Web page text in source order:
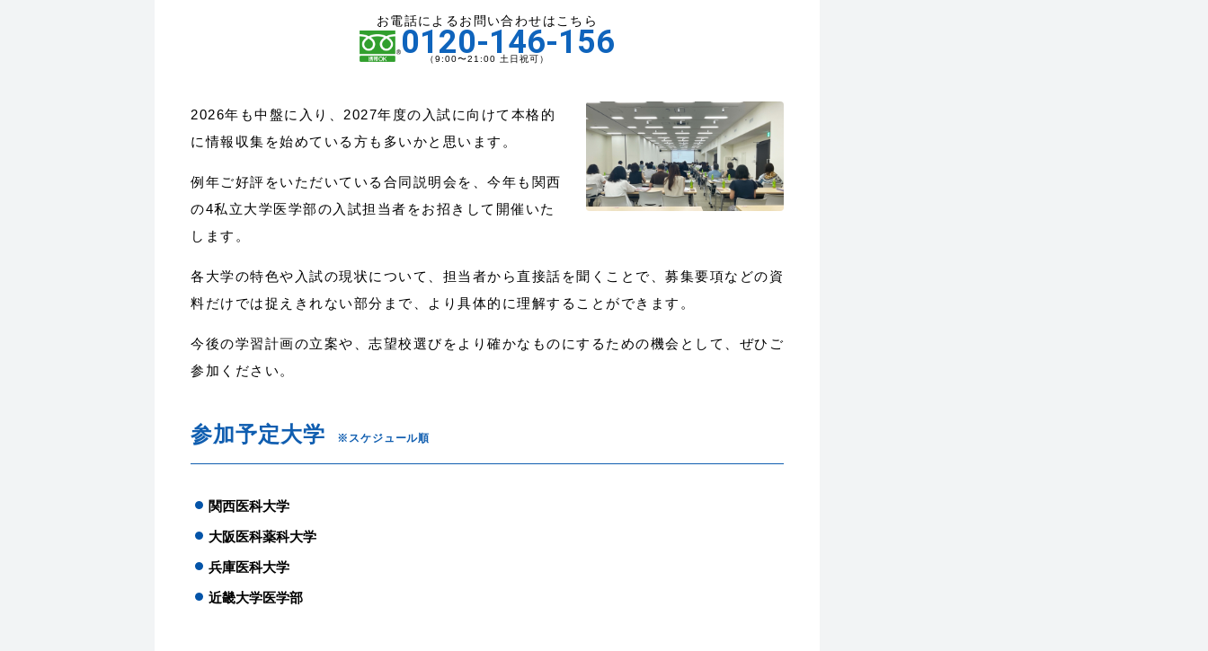
お電話によるお問い合わせはこちら
0120-146-156
（9:00〜21:00 土日祝可）
2026年も中盤に入り、2027年度の入試に向けて本格的
に情報収集を始めている方も多いかと思います。
例年ご好評をいただいている合同説明会を、今年も関西
の4私立大学医学部の入試担当者をお招きして開催いた
します。
各大学の特色や入試の現状について、担当者から直接話を聞くことで、募集要項などの資
料だけでは捉えきれない部分まで、より具体的に理解することができます。
今後の学習計画の立案や、志望校選びをより確かなものにするための機会として、ぜひご
参加ください。
参加予定大学 ※スケジュール順
関西医科大学
大阪医科薬科大学
兵庫医科大学
近畿大学医学部